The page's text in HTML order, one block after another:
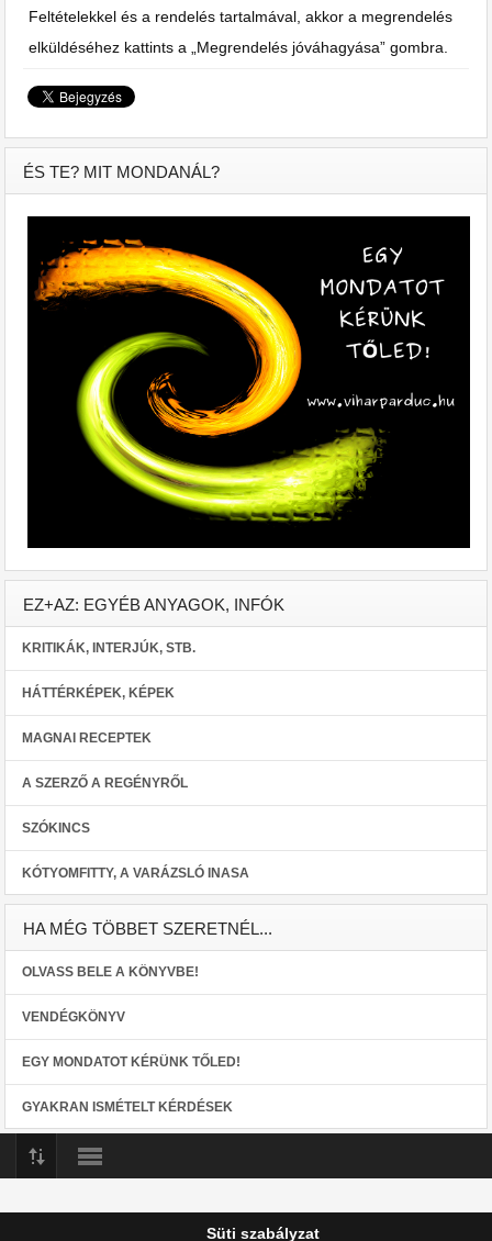
Feltételekkel és a rendelés tartalmával, akkor a megrendelés
elküldéséhez kattints a „Megrendelés jóváhagyása” gombra.
ÉS TE? MIT MONDANÁL?
EZ+AZ: EGYÉB ANYAGOK, INFÓK
KRITIKÁK, INTERJÚK, STB.
HÁTTÉRKÉPEK, KÉPEK
MAGNAI RECEPTEK
A SZERZŐ A REGÉNYRŐL
SZÓKINCS
KÓTYOMFITTY, A VARÁZSLÓ INASA
HA MÉG TÖBBET SZERETNÉL...
OLVASS BELE A KÖNYVBE!
VENDÉGKÖNYV
EGY MONDATOT KÉRÜNK TŐLED!
GYAKRAN ISMÉTELT KÉRDÉSEK
Süti szabályzat